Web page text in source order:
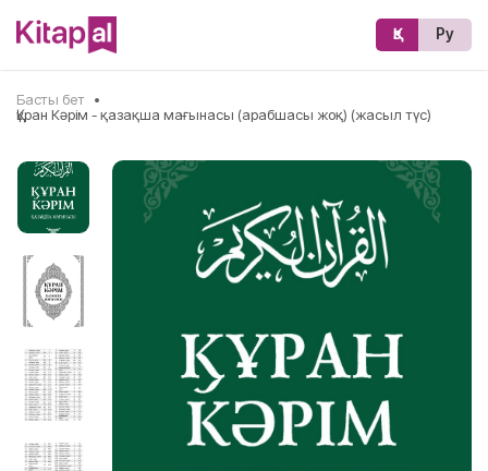
Қз Ру
Басты бет •
Құран Кәрім - қазақша мағынасы (арабшасы жоқ) (жасыл түс)